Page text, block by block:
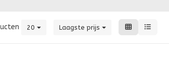
20 Laagste prijs